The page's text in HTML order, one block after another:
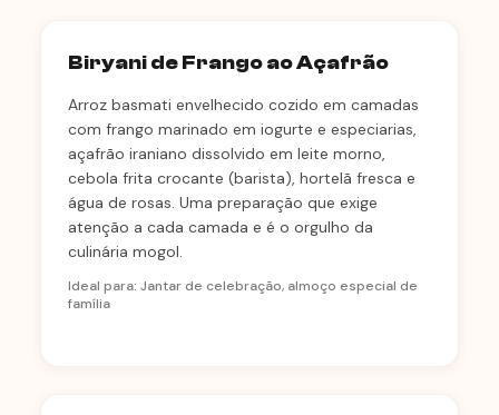
Biryani de Frango ao Açafrão
Arroz basmati envelhecido cozido em camadas
com frango marinado em iogurte e especiarias,
açafrão iraniano dissolvido em leite morno,
cebola frita crocante (barista), hortelã fresca e
água de rosas. Uma preparação que exige
atenção a cada camada e é o orgulho da
culinária mogol.
Ideal para: Jantar de celebração, almoço especial de
família